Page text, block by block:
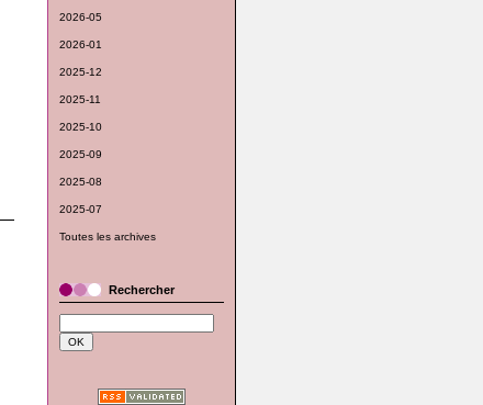
2026-05
2026-01
2025-12
2025-11
2025-10
2025-09
2025-08
2025-07
Toutes les archives
Rechercher